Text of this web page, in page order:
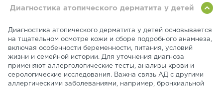
Диагностика атопического дерматита у детей
Диагностика атопического дерматита у детей основывается
на тщательном осмотре кожи и сборе подробного анамнеза,
включая особенности беременности, питания, условий
жизни и семейной истории. Для уточнения диагноза
применяют аллергологические тесты, анализы крови и
серологические исследования. Важна связь АД с другими
аллергическими заболеваниями, например, бронхиальной